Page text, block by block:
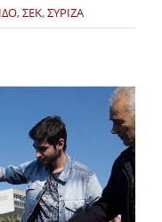
,ΣΕΚ,ΣΥΡΙΖΑ